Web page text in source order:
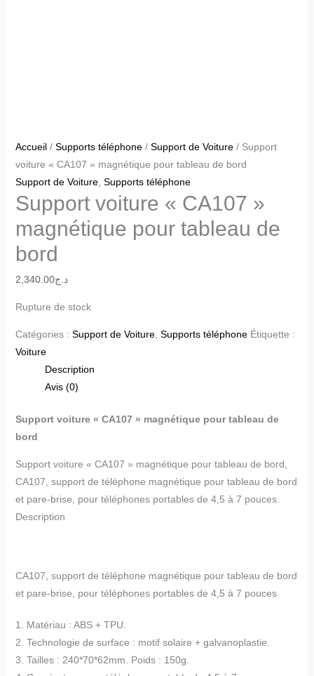
Accueil/ Supports téléphone/ Support de Voiture/ Support
voiture « CA107 » magnétique pour tableau de bord
Support de Voiture, Supports téléphone
Support voiture « CA107 »
magnétique pour tableau de
bord
د.ج2,340.00
Rupture de stock
Catégories : Support de Voiture, Supports téléphone Étiquette :
Voiture
Description
Avis (0)
Support voiture « CA107 » magnétique pour tableau de
bord
Support voiture « CA107 » magnétique pour tableau de bord,
CA107, support de téléphone magnétique pour tableau de bord
et pare-brise, pour téléphones portables de 4,5 à 7 pouces.
Description
CA107, support de téléphone magnétique pour tableau de bord
et pare-brise, pour téléphones portables de 4,5 à 7 pouces
1. Matériau : ABS + TPU.
2. Technologie de surface : motif solaire + galvanoplastie.
3. Tailles : 240*70*62mm. Poids : 150g.